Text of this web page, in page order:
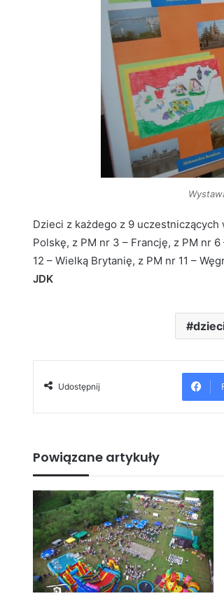
Dzieci z każdego z 9
Polskę, z PM nr 3 – Francję, z PM nr 6
12 – Wielką Brytanię, z PM nr 11 –
JDK
Udostępnij
Powiązane artykuły